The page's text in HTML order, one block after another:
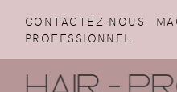
CONTACTEZ-NOUS
PROFESSIONNEL